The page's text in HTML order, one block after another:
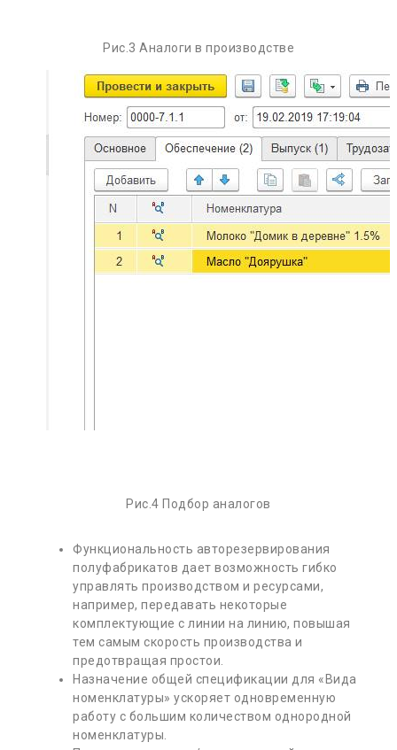
Рис.3 Аналоги в производстве
Рис.4 Подбор аналогов
Функциональность авторезервирования
полуфабрикатов дает возможность гибко
управлять производством и ресурсами,
например, передавать некоторые
комплектующие с линии на линию, повышая
тем самым скорость производства и
предотвращая простои.
Назначение общей спецификации для «Вида
номенклатуры» ускоряет одновременную
работу с большим количеством однородной
номенклатуры.